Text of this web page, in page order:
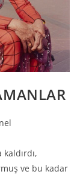
ve bu kadar